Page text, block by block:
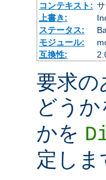
コンテキスト:
上書き:
ステータス:
モジュール:
互換性:
要求の
どうか
かを
定しま